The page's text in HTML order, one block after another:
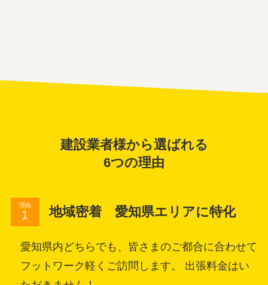
建設業者様から選ばれる
6つの理由
理由 地域密着 愛知県エリアに特化
愛知県内どちらでも、皆さまのご都合に合わせて
フットワーク軽くご訪問します。 出張料金はい